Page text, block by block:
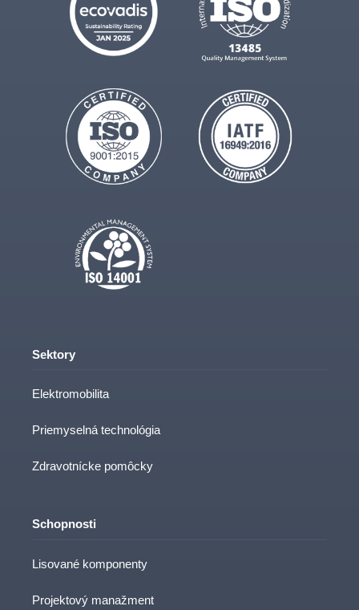
Sektory
Elektromobilita
Priemyselná technológia
Zdravotnícke pomôcky
Schopnosti
Lisované komponenty
Projektový manažment